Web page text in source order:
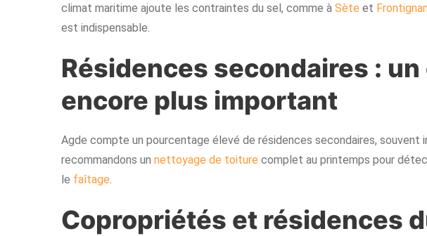
climat maritime ajoute les contraintes du sel, comme à Sète et
est indispensable.
Résidences secondaires :
encore plus important
Agde compte un pourcentage élevé de résidences secondaires, souvent
recommandons un nettoyage de toiture complet au printemps pour
le faîtage.
Copropriétés et résidences